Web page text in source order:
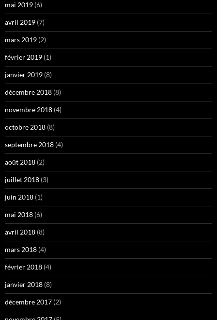
mai 2019 (6)
avril 2019 (7)
mars 2019 (2)
février 2019 (1)
janvier 2019 (8)
décembre 2018 (8)
novembre 2018 (4)
octobre 2018 (8)
septembre 2018 (4)
août 2018 (2)
juillet 2018 (3)
juin 2018 (1)
mai 2018 (6)
avril 2018 (8)
mars 2018 (4)
février 2018 (4)
janvier 2018 (8)
décembre 2017 (2)